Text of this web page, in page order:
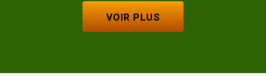
VOIR PLUS